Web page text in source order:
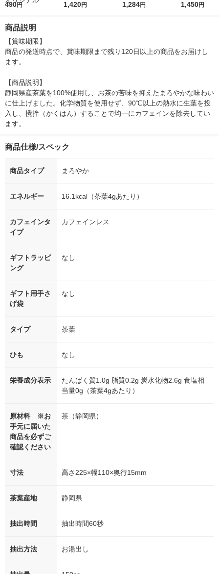
r（ロハコウォータ
シ） オリジナル
490円
レス 500ml 1箱（24
1,420円
ウ） by BLACK無糖 5
1,284円
r 410ml 1箱（
1,450円
商品説明
【賞味期限】
商品の発送時点で、賞味期限まで残り120日以上の商品をお届けし
ます。
【商品説明】
静岡県産茶葉を100%使用し、お茶の苦味を抑えたまろやかな味わい
に仕上げました。化学物質を使用せず、90℃以上の熱水に生葉を投
入し、攪拌（かくはん）することで均一にカフェインを除去してい
ます。
商品仕様/スペック
商品タイプ まろやか
エネルギー 16.1kcal（茶葉4gあたり）
カフェインタ
イプ
カフェインレス
ギフトラッピ
ング
なし
ギフト用手さ
げ袋
なし
タイプ 茶葉
ひも なし
栄養成分表示
たんぱく質1.0g 脂質0.2g 炭水化物2.6g 食塩相
当量0g（茶葉4gあたり）
原材料 ※お
手元に届いた
商品を必ずご
確認ください
茶（静岡県）
寸法 高さ225×幅110×奥行15mm
茶葉産地 静岡県
抽出時間 抽出時間60秒
抽出方法 お湯出し